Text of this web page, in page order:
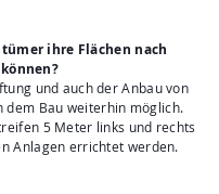
ihre Flächen nach
und auch der Anbau von
dem Bau weiterhin möglich.
5 Meter links und rechts
Anlagen errichtet werden.